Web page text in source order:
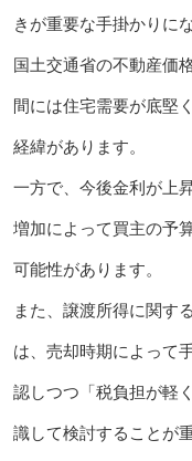
きが重要な手掛かりに
国土交通省の不動産価
間には住宅需要が底堅
経緯があります。
一方で、今後金利が上
増加によって買主の予
可能性があります。
また、譲渡所得に関す
は、売却時期によって
認しつつ「税負担が軽
識して検討することが